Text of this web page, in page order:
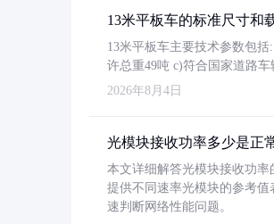
13米平板车的标准尺寸和
13米平板车主要技术参数包括
许总重49吨 c)符合国家道路
2026年8月4日
光模块接收功率多少是正
本文详细解答光模块接收功
提供不同速率光模块的参考
速判断网络性能问题。